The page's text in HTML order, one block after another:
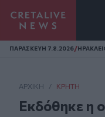
Homepage
ΠΑΡΑΣΚΕΥΗ 7.8.2026/
ΑΡΧΙΚΗ / ΚΡΉΤΗ
Εκδόθηκε η